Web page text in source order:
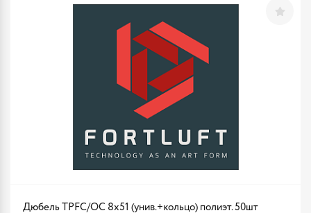
Дюбель TPFC/ОС 8х51 (унив.+кольцо) полиэт. 50шт